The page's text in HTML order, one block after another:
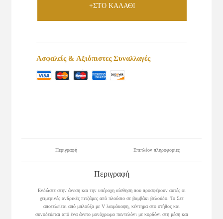
+ΣΤΟ ΚΑΛΑΘΙ
Ασφαλείς & Αξιόπιστες Συναλλαγές
Περιγραφή Επιπλέον πληροφορίες
Περιγραφή
Ενδώστε στην άνεση και την υπέροχη αίσθηση που προσφέρουν αυτές οι
χειμερινές ανδρικές πιτζάμες από πλούσιο σε βαμβάκι βελούδο. Το Σετ
αποτελείται από μπλούζα με V λαιμόκοψη, κέντημα στο στήθος και
συνοδεύεται από ένα άνετο μονόχρωμο παντελόνι με κορδόνι στη μέση και